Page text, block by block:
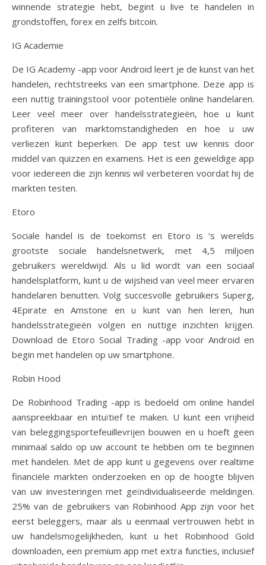
winnende strategie hebt, begint u live te handelen in
grondstoffen, forex en zelfs bitcoin.
IG Academie
De IG Academy -app voor Android leert je de kunst van het
handelen, rechtstreeks van een smartphone. Deze app is
een nuttig trainingstool voor potentiële online handelaren.
Leer veel meer over handelsstrategieën, hoe u kunt
profiteren van marktomstandigheden en hoe u uw
verliezen kunt beperken. De app test uw kennis door
middel van quizzen en examens. Het is een geweldige app
voor iedereen die zijn kennis wil verbeteren voordat hij de
markten testen.
Etoro
Sociale handel is de toekomst en Etoro is ‘s werelds
grootste sociale handelsnetwerk, met 4,5 miljoen
gebruikers wereldwijd. Als u lid wordt van een sociaal
handelsplatform, kunt u de wijsheid van veel meer ervaren
handelaren benutten. Volg succesvolle gebruikers Superg,
4Epirate en Amstone en u kunt van hen leren, hun
handelsstrategieën volgen en nuttige inzichten krijgen.
Download de Etoro Social Trading -app voor Android en
begin met handelen op uw smartphone.
Robin Hood
De Robinhood Trading -app is bedoeld om online handel
aanspreekbaar en intuïtief te maken. U kunt een vrijheid
van beleggingsportefeuillevrijen bouwen en u hoeft geen
minimaal saldo op uw account te hebben om te beginnen
met handelen. Met de app kunt u gegevens over realtime
financiële markten onderzoeken en op de hoogte blijven
van uw investeringen met geïndividualiseerde meldingen.
25% van de gebruikers van Robinhood App zijn voor het
eerst beleggers, maar als u eenmaal vertrouwen hebt in
uw handelsmogelijkheden, kunt u het Robinhood Gold
downloaden, een premium app met extra functies, inclusief